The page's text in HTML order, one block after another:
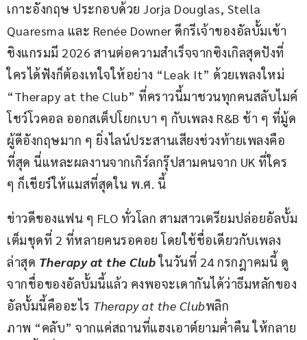
เกาะอังกฤษ ประกอบด้วย Jorja Douglas, Stella
Quaresma และ Renée Downer ดีกรีเจ้าของอัลบั้มเข้า
ชิงแกรมมี 2026 สานต่อความสำเร็จจากซิงเกิลสุดปังที่
ใครได้ฟังก็ต้องเทใจให้อย่าง “Leak It” ด้วยเพลงใหม่
“Therapy at the Club” ที่คราวนี้มาชวนทุกคนสลับไมค์
โชว์โวคอล ออกสเต็ปโยกเบา ๆ กับเพลง R&B ช้า ๆ ที่มู้ด
ผู้ดีอังกฤษมาก ๆ ยิ่งไลน์ประสานเสียงช่วงท้ายเพลงคือ
ที่สุด นี่แหละผลงานจากเกิร์ลกรุ๊ปสามคนจาก UK ที่ใคร
ๆ ก็เชียร์ให้แมสที่สุดใน พ.ศ. นี้
ข่าวดีของแฟน ๆ FLO ทั่วโลก สามสาวเตรียมปล่อยอัลบั้ม
เต็มชุดที่ 2 ที่หลายคนรอคอย โดยใช้ชื่อเดียวกับเพลง
ล่าสุด Therapy at the Club ในวันที่ 24 กรกฎาคมนี้ ดู
จากชื่อของอัลบั้มนี้แล้ว คงพอจะเดากันได้ว่าธีมหลักของ
อัลบั้มนี้คืออะไร Therapy at the Clubพลิก
ภาพ “คลับ” จากแค่สถานที่แฮงเอาต์ยามค่ำคืน ให้กลาย